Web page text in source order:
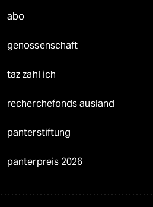
abo
genossenschaft
taz zahl ich
recherchefonds ausland
panterstiftung
panterpreis 2026